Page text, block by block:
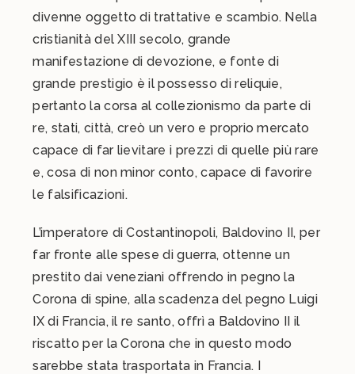
divenne oggetto di trattative e scambio. Nella
cristianità del XIII secolo, grande
manifestazione di devozione, e fonte di
grande prestigio è il possesso di reliquie,
pertanto la corsa al collezionismo da parte di
re, stati, città, creò un vero e proprio mercato
capace di far lievitare i prezzi di quelle più rare
e, cosa di non minor conto, capace di favorire
le falsificazioni.
L’imperatore di Costantinopoli, Baldovino II, per
far fronte alle spese di guerra, ottenne un
prestito dai veneziani offrendo in pegno la
Corona di spine, alla scadenza del pegno Luigi
IX di Francia, il re santo, offrì a Baldovino II il
riscatto per la Corona che in questo modo
sarebbe stata trasportata in Francia. I